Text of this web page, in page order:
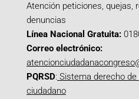
Atención peticiones, quejas,
denuncias
Línea Nacional Gratuita:
Correo electrónico:
PQRSD: Sistema derecho de
ciudadano